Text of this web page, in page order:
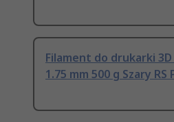
Filament do drukarki 3D
1.75 mm 500 g Szary RS